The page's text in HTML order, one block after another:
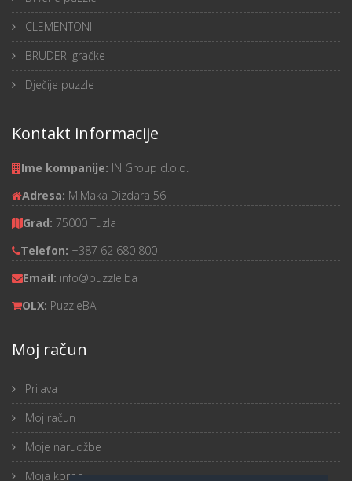
CLEMENTONI
BRUDER igračke
Dječije puzzle
Kontakt informacije
Ime kompanije: IN Group d.o.o.
Adresa: M.Maka Dizdara 56
Grad: 75000 Tuzla
Telefon: +387 62 680 800
Email: info@puzzle.ba
OLX: PuzzleBA
Moj račun
Prijava
Moj račun
Moje narudžbe
Moja korpa